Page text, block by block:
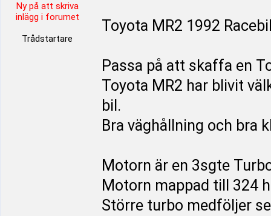
Ny på att skriva
inlägg i forumet
Trådstartare
Toyota MR2 1992
Passa på att skaffa en
Toyota MR2 har blivit
bil.
Bra väghållning och bra
Motorn är en 3sgte
Motorn mappad till 324
Större turbo medföljer